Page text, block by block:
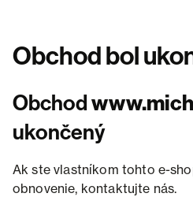
Obchod bol
Obchod
ukončený
Ak ste vlastníkom tohto e-
obnovenie, kontaktujte nás.